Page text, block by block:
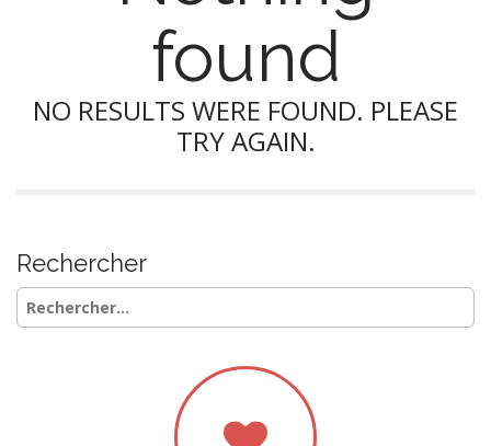
found
NO RESULTS WERE FOUND. PLEASE
TRY AGAIN.
Rechercher
Rechercher :